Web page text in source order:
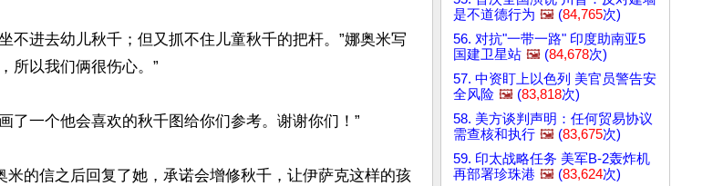
不进去幼儿秋千；但又抓不住儿童秋千的把杆。”娜奥米写
所以我们俩很伤心。”
了一个他会喜欢的秋千图给你们参考。谢谢你们！”
米的信之后回复了她，承诺会增修秋千，让伊萨克这样的孩
是不道德行为 🖼️ (84,765次)
56. 对抗"一带一路" 印度助南亚5
国建卫星站 🖼️ (84,678次)
57. 中资盯上以色列 美官员警告安
全风险 🖼️ (83,818次)
58. 美方谈判声明：任何贸易协议
需查核和执行 🖼️ (83,675次)
59. 印太战略任务 美军B-2轰炸机
再部署珍珠港 🖼️ (83,624次)